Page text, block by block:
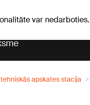
var
apskates stacija